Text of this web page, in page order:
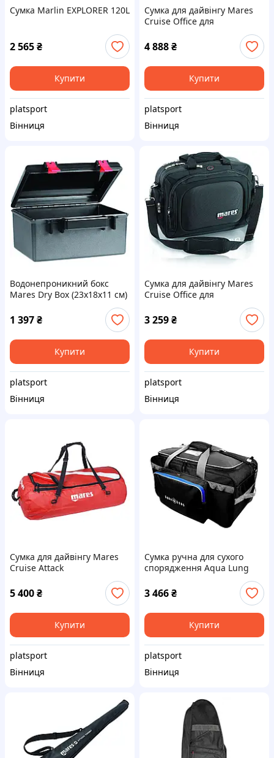
Сумка Marlin EXPLORER 120L
2 565₴
Купити
platsport
Вінниця
Сумка для дайвінгу Mares
Cruise Office для
інструктора 15л (чорний)
4 888₴
Купити
platsport
Вінниця
Водонепроникний бокс
Mares Dry Box (23х18х11 см)
1 397₴
Купити
platsport
Вінниця
Сумка для дайвінгу Mares
Cruise Office для
інструктора 16л (чорний)
3 259₴
Купити
platsport
Вінниця
Сумка для дайвінгу Mares
Cruise Attack
5 400₴
Купити
platsport
Вінниця
Сумка ручна для сухого
спорядження Aqua Lung
3 466₴
Купити
platsport
Вінниця